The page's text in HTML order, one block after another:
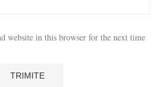
website in this browser for the next time